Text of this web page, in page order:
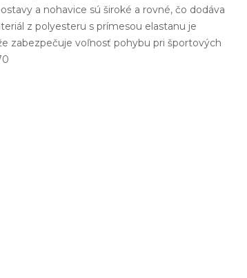
a nohavice sú široké a rovné, čo dodáva
z polyesteru s prímesou elastanu je
zabezpečuje voľnosť pohybu pri športových